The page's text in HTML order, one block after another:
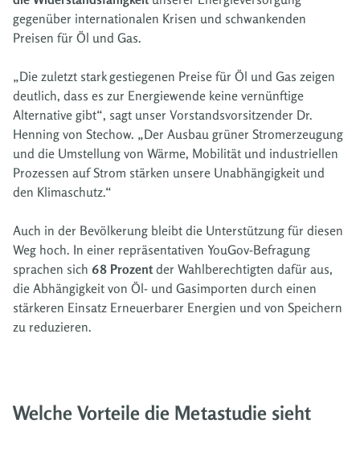
gegenüber internationalen Krisen und schwankenden
Preisen für Öl und Gas.
„Die zuletzt stark gestiegenen Preise für Öl und Gas zeigen
deutlich, dass es zur Energiewende keine vernünftige
Alternative gibt“, sagt unser Vorstandsvorsitzender Dr.
Henning von Stechow. „Der Ausbau grüner Stromerzeugung
und die Umstellung von Wärme, Mobilität und industriellen
Prozessen auf Strom stärken unsere Unabhängigkeit und
den Klimaschutz.“
Auch in der Bevölkerung bleibt die Unterstützung für diesen
Weg hoch. In einer repräsentativen YouGov-Befragung
sprachen sich 68 Prozent der Wahlberechtigten dafür aus,
die Abhängigkeit von Öl- und Gasimporten durch einen
stärkeren Einsatz Erneuerbarer Energien und von Speichern
zu reduzieren.
Welche Vorteile die Metastudie sieht